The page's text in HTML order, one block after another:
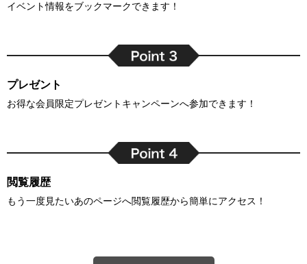
イベント情報をブックマークできます！
プレゼント
お得な会員限定プレゼントキャンペーンへ参加できます！
閲覧履歴
もう一度見たいあのページへ閲覧履歴から簡単にアクセス！